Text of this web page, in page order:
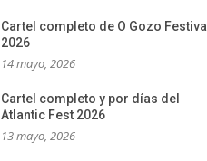
Cartel completo de O Gozo Festival
2026
14 mayo, 2026
Cartel completo y por días del
Atlantic Fest 2026
13 mayo, 2026